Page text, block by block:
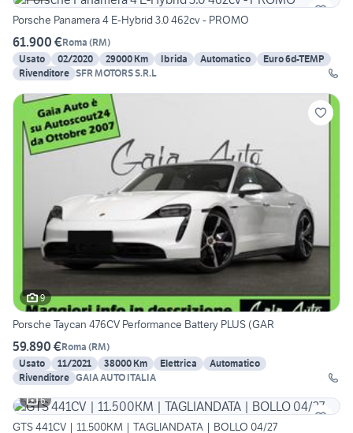
Porsche Panamera 4 E-Hybrid 3.0 462cv - PROMO
61.900 €Roma (RM)
Usato
02/2020 29000 Km Ibrida Automatico
Euro 6d-TEMP
Rivenditore SFR MOTORS S.R.L
9
Porsche Taycan 476CV Performance Battery PLUS (GAR
59.890 €Roma (RM)
Usato
11/2021 38000 Km Elettrica
Automatico
Rivenditore GAIA AUTO ITALIA
6
GTS 441CV | 11.500KM | TAGLIANDATA | BOLLO 04/27